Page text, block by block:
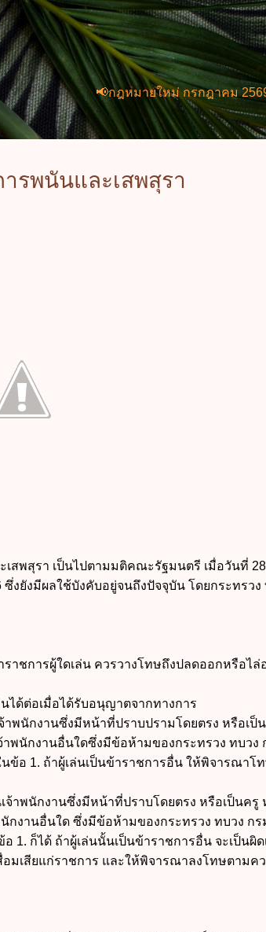
ข้ามไปที่เนื้อหาหลัก
📢กฎหมายใหม่ กรกฎาคม 2569 (2 ฉบับ)
รพนันและเสพสุรา
สพสุรา เป็นไปตามมติคณะรัฐมนตรี เมื่อวันที่ 28
งยังมีผลใช้บังคับอยู่จนถึงปัจจุบัน โดยกระทรวง
ชการผู้ใดเล่น ควรวางโทษถึงปลดออกหรือไล่
ด้ต่อเมื่อได้รับอนุญาตจากทางการ
พนักงานซึ่งมีหน้าที่ปราบปรามโดยตรง หรือเป็
พนักงานอื่นใดซึ่งมีข้อห้ามของกระทรวง ทบวง
ข้อ 1. ถ้าผู้เล่นเป็นข้าราชการอื่น ให้พิจารณาโ
าพนักงานซึ่งมีหน้าที่ปราบโดยตรง หรือเป็นครู
กงานอื่นใด ซึ่งมีข้อห้ามของกระทรวง ทบวง กร
อ 1. ก็ได้ ถ้าผู้เล่นนั้นเป็นข้าราชการอื่น จะเป็นผิด
มเสียแก่ราชการ และให้พิจารณาลงโทษตามค